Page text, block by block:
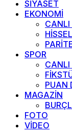
SİYASET
EKONOMİ
CANLI
SPOR
CANLI
PUAN
MAGAZİN
FOTO
VİDEO